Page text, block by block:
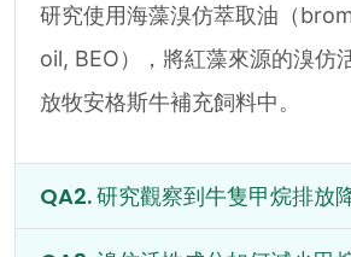
研究使用海藻溴仿萃取油（
oil, BEO），將紅藻來源的溴仿
放牧安格斯牛補充飼料中。
研究觀察到牛隻甲烷排放